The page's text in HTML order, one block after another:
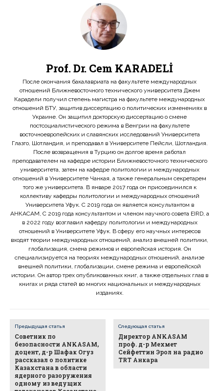
Prof. Dr. Cem KARADELİ
После окончания бакалавриата на факультете международных
отношений Ближневосточного технического университета Джем
Карадели получил степень магистра на факультете международных
отношений БТУ, защитив диссертацию о политических изменениях в
Украине. Он защитил докторскую диссертацию о смене
постсоциалистического режима в Венгрии на факультете
восточноевропейских и славянских исследований Университета
Глазго, Шотландия, и преподавал в Университете Пейсли, Шотландия.
После возвращения в Турцию он долгое время работал
преподавателем на кафедре истории Ближневосточного технического
университета, затем на кафедре политологии и международных
отношений в Университете Чанкая, а также генеральным секретарем
того же университета. В январе 2017 года он присоединился к
коллективу кафедры политологии и международных отношений
Университета Уфук. С 2019 года он является консультантом в
АНКАСАМ, С 2019 года консультантом и членом научного совета EIRD, а
в 2022 году возглавил кафедру политологии и международных
отношений в Университете Уфук. В сферу его научных интересов
входят теории международных отношений, анализ внешней политики,
глобализация, смена режимов и европейская история. Он
специализируется на теориях международных отношений, анализе
внешней политики, глобализации, смене режима и европейской
истории. Он автор трех опубликованных книг, а также отдельных глав в
книгах и ряда статей во многих национальных и международных
изданиях.
Предыдущая статья
Советник по
безопасности ANKASAM,
доцент, д-р Шафак Огуз
рассказал о политике
Казахстана в области
ядерного разоружения
одному из ведущих
Следующая статья
Директор ANKASAM
проф. д-р Мехмет
Сейфеттин Эрол на радио
TRT Анкара